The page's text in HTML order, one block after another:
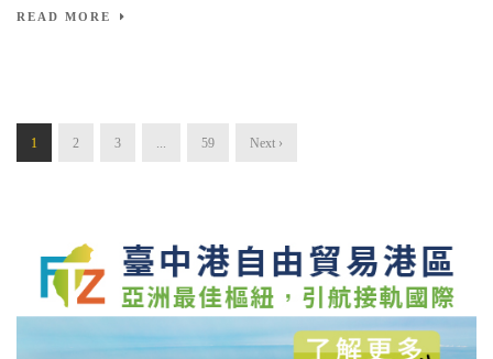
READ MORE
1 2 3 ... 59 Next ›